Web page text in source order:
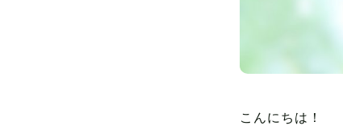
こんにちは！